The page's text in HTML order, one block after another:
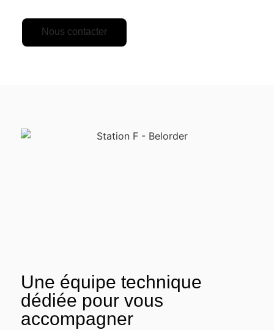
Nous contacter
Une équipe technique
dédiée pour vous
accompagner